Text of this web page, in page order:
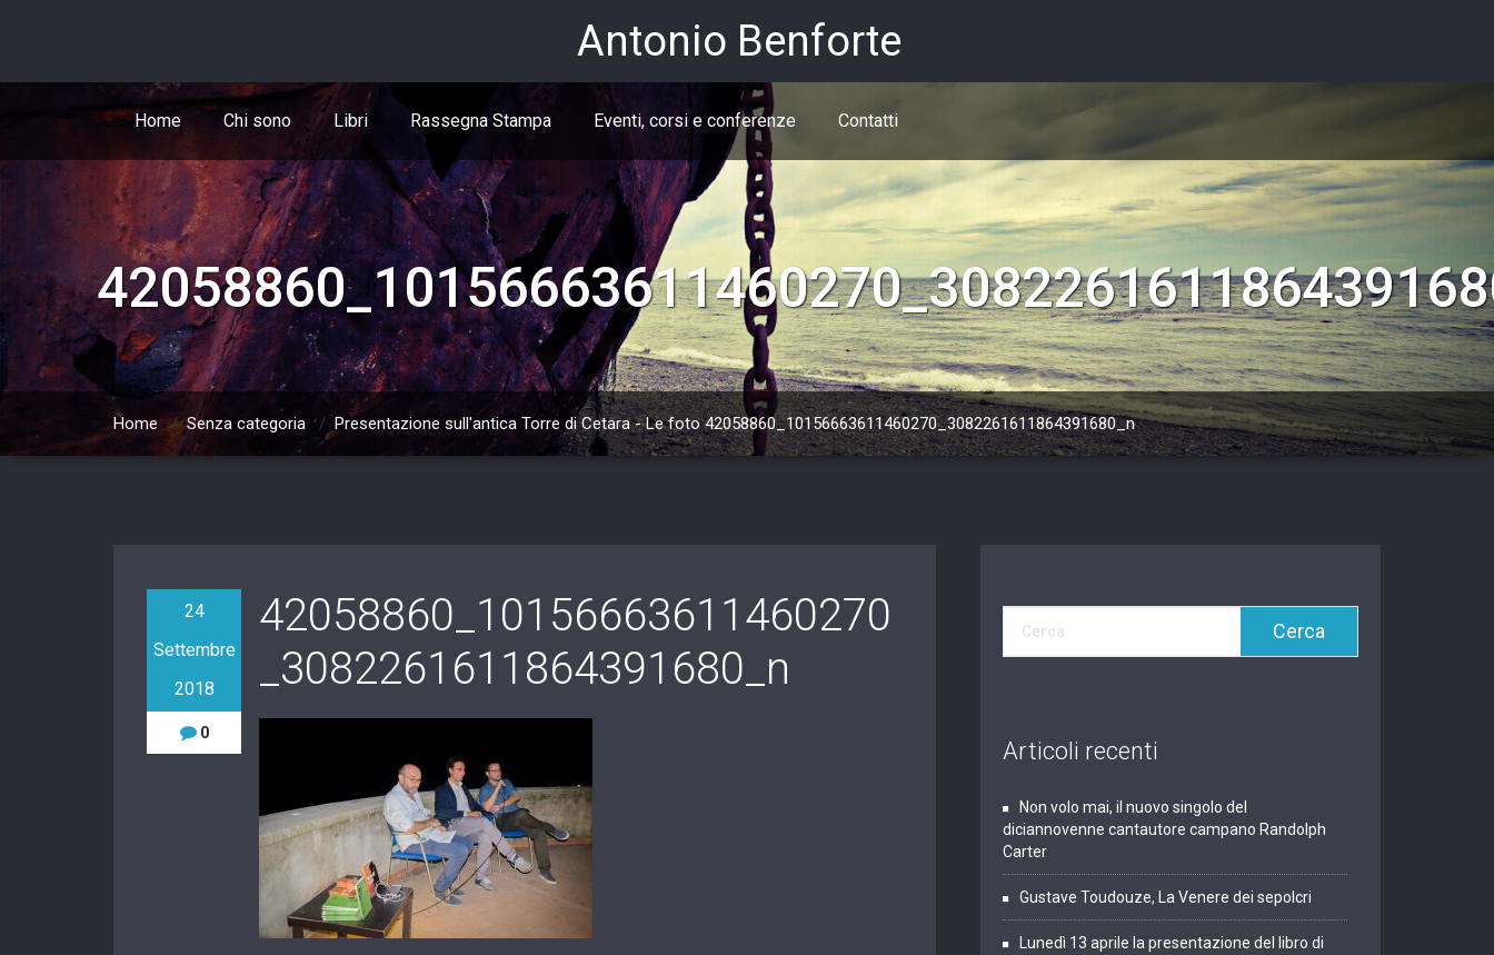
Antonio Benforte
Home Chi sono Libri Rassegna Stampa Eventi, corsi e conferenze Contatti
Home/Senza categoria / Presentazione sull'antica Torre di Cetara - Le foto 42058860_10156663611460270_3082261611864391680_n
24
Settembre
2018
0
42058860_10156663611460270
_3082261611864391680_n
Articoli recenti
Non volo mai, il nuovo singolo del
diciannovenne cantautore campano Randolph
Carter
Gustave Toudouze, La Venere dei sepolcri
Lunedì 13 aprile la presentazione del libro di